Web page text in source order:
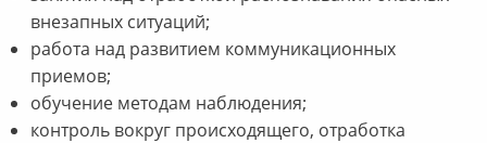
внезапных ситуаций;
работа над развитием коммуникационных
приемов;
обучение методам наблюдения;
контроль вокруг происходящего, отработка